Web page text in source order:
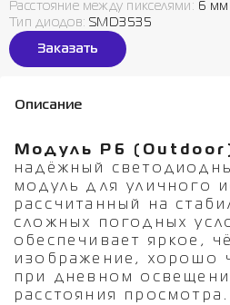
Расстояние между пикселями : 6 мм
Тип диодов: SMD3535
Заказать
Описание
Модуль P6
надёжный
модуль для уличного
рассчитанный на
сложных погодных
обеспечивает яркое,
изображение, хорошо
при дневном
расстояния просмотра.